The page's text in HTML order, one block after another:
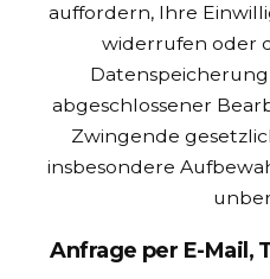
auffordern, Ihre
widerrufen oder
abgeschlossener
Zwingende
insbesondere
Anfrage per E-Mail,